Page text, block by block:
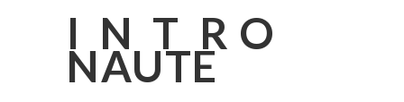
I N T R O
NAUTE